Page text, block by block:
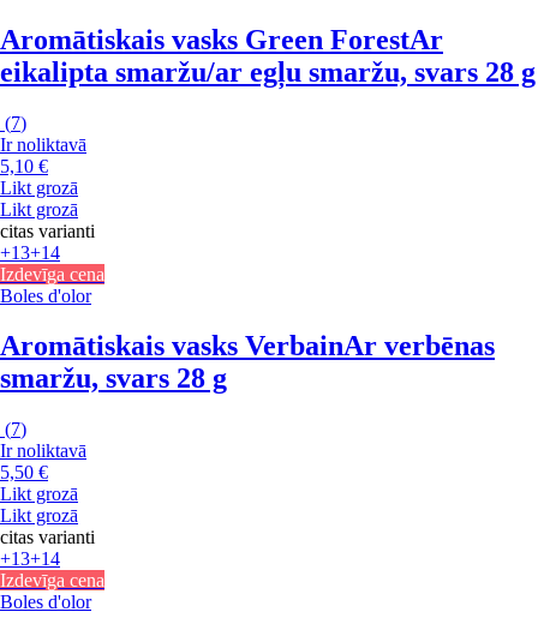
Aromātiskais vasks Green ForestAr
eikalipta smaržu/ar egļu smaržu, svars 28 g
(7)
Ir noliktavā
5,10 €
Likt grozā
Likt grozā
citas varianti
+13+14
Izdevīga cena
Boles d'olor
Aromātiskais vasks VerbainAr verbēnas
smaržu, svars 28 g
(7)
Ir noliktavā
5,50 €
Likt grozā
Likt grozā
citas varianti
+13+14
Izdevīga cena
Boles d'olor